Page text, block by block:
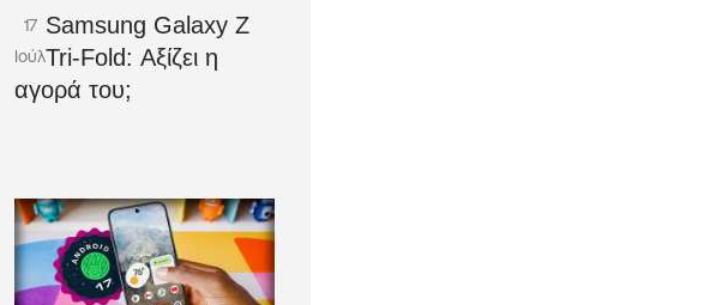
17
Ιούλ
Samsung Galaxy Z
Tri-Fold: Αξίζει η
αγορά του;